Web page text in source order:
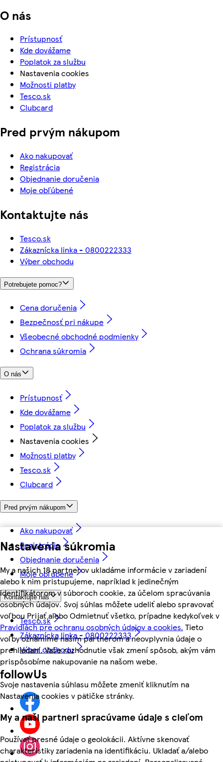
Nastavenia súkromia
My a našich 18 partnerov ukladáme informácie v zariadení
alebo k nim pristupujeme, napríklad k jedinečným
identifikátorom v súboroch cookie, za účelom spracúvania
osobných údajov. Svoj súhlas môžete udeliť alebo spravovať
voľbou Prijať alebo Odmietnuť všetko, prípadne kedykoľvek v
Pravidlách pre ochranu osobných údajov a cookies. Tieto
voľby oznámime našim partnerom a neovplyvnia údaje o
prehliadaní. Vaše rozhodnutie však zmení spôsob, akým vám
prispôsobíme nakupovanie na našom webe.
Svoje nastavenia súhlasu môžete zmeniť kliknutím na
Nastavenia cookies v pätičke stránky.
My a naši partneri spracúvame údaje s cieľom
Používať presné údaje o geolokácii. Aktívne skenovať
charakteristiky zariadenia na identifikáciu. Ukladať a/alebo
O nás
Prístupnosť
Kde dovážame
Poplatok za službu
Nastavenia cookies
Možnosti platby
Tesco.sk
Clubcard
Pred prvým nákupom
Ako nakupovať
Registrácia
Objednanie doručenia
Moje obľúbené
Kontaktujte nás
Tesco.sk
Zákaznícka linka - 0800222333
Výber obchodu
Potrebujete pomoc?
Cena doručenia
Bezpečnosť pri nákupe
Všeobecné obchodné podmienky
Ochrana súkromia
O nás
Prístupnosť
Kde dovážame
Poplatok za službu
Nastavenia cookies
Možnosti platby
Tesco.sk
Clubcard
Pred prvým nákupom
Ako nakupovať
Registrácia
Objednanie doručenia
Moje obľúbené
Kontaktujte nás
Tesco.sk
Zákaznícka linka - 0800222333
Výber obchodu
followUs